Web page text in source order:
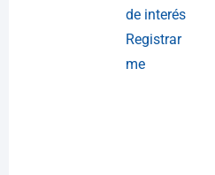
de interés
Registrar
me